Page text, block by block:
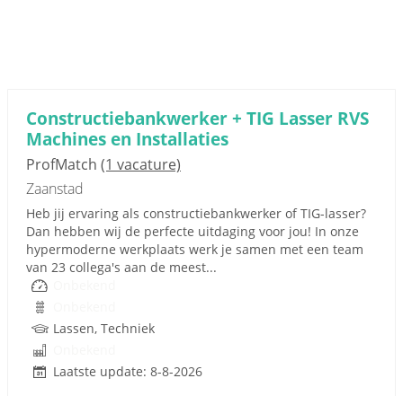
Constructiebankwerker + TIG Lasser RVS
Machines en Installaties
ProfMatch (1 vacature)
Zaanstad
Heb jij ervaring als constructiebankwerker of TIG-lasser?
Dan hebben wij de perfecte uitdaging voor jou! In onze
hypermoderne werkplaats werk je samen met een team
van 23 collega's aan de meest...
Lassen, Techniek
Laatste update: 8-8-2026